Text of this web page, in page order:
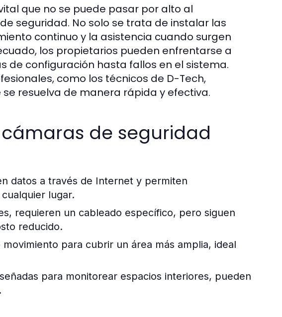
que no se puede pasar por alto al
seguridad. No solo se trata de instalar las
continuo y la asistencia cuando surgen
los propietarios pueden enfrentarse a
de configuración hasta fallos en el sistema.
como los técnicos de D-Tech,
resuelva de manera rápida y efectiva.
de seguridad
datos a través de Internet y permiten
lugar.
requieren un cableado específico, pero siguen
reducido.
para cubrir un área más amplia, ideal
para monitorear espacios interiores, pueden